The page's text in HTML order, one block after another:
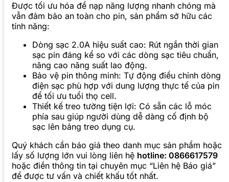
Được tối ưu hóa để nạp năng lượng nhanh chóng mà
vẫn đảm bảo an toàn cho pin, sản phẩm sở hữu các
tính năng:
Dòng sạc 2.0A hiệu suất cao: Rút ngắn thời gian
sạc pin đáng kể so với các dòng sạc tiêu chuẩn,
nâng cao năng suất lao động.
Bảo vệ pin thông minh: Tự động điều chỉnh dòng
điện sạc phù hợp với dung lượng thực tế của pin
để tối ưu tuổi thọ cell.
Thiết kế treo tường tiện lợi: Có sẵn các lỗ móc
phía sau giúp người dùng dễ dàng cố định bộ
sạc lên bảng treo dụng cụ.
Quý khách cần báo giá theo danh mục sản phẩm hoặc
lấy số lượng lớn vui lòng liên hệ hotline: 0866617579
hoặc điền thông tin tại chuyên mục “Liên hệ Báo giá”
để được tư vấn và chiết khấu tốt nhất.